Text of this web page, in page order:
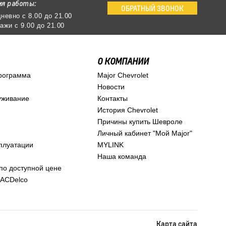
работы:
с 8.00 до 21.00
с 9.00 до 21.00
ОБРАТНЫЙ ЗВОНОК
доступной цене
О КОМПАНИИ
Major Chevrolet
Новости
Контакты
История Chevrolet
Причины купить Шевроле
Личный кабинет "Мой Major"
MYLINK
Наша команда
Карта сайта